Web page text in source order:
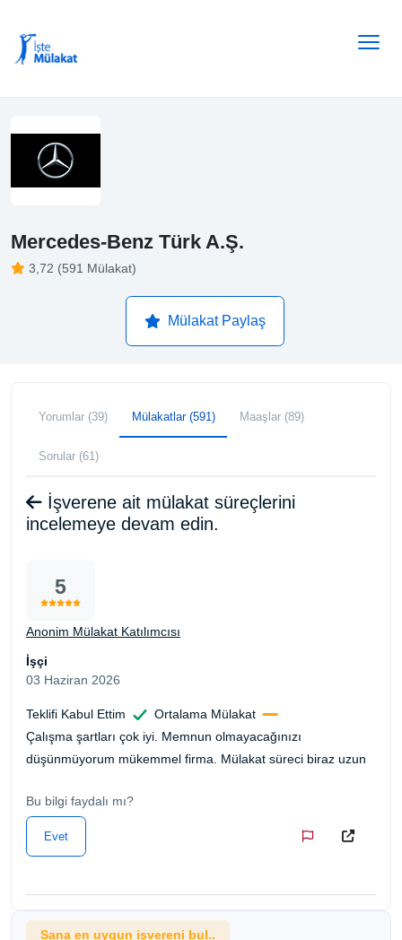
Mercedes-Benz Türk A.Ş.
3,72 (591 Mülakat)
Mülakat Paylaş
Yorumlar (39) Mülakatlar (591) Maaşlar (89)
Sorular (61)
İşverene ait mülakat süreçlerini
incelemeye devam edin.
5
Anonim Mülakat Katılımcısı
İşçi
03 Haziran 2026
Teklifi Kabul Ettim
Ortalama Mülakat
Çalışma şartları çok iyi. Memnun olmayacağınızı
düşünmüyorum mükemmel firma. Mülakat süreci biraz uzun
Bu bilgi faydalı mı?
Evet
Sana en uygun işvereni bul..